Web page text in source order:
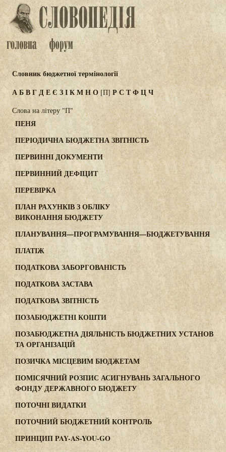
Словник бюджетної термінології
АБВГДЕЄ ЗІКМНО [П] РС ТФЦЧ
Слова на літеру "П"
ПЕНЯ
ПЕРІОДИЧНА БЮДЖЕТНА ЗВІТНІСТЬ
ПЕРВИННІ ДОКУМЕНТИ
ПЕРВИННИЙ ДЕФІЦИТ
ПЕРЕВІРКА
ПЛАН РАХУНКІВ З ОБЛІКУ
ВИКОНАННЯ БЮДЖЕТУ
ПЛАНУВАННЯ—ПРОГРАМУВАННЯ—БЮДЖЕТУВАННЯ
ПЛАТІЖ
ПОДАТКОВА ЗАБОРГОВАНІСТЬ
ПОДАТКОВА ЗАСТАВА
ПОДАТКОВА ЗВІТНІСТЬ
ПОЗАБЮДЖЕТНІ КОШТИ
ПОЗАБЮДЖЕТНА ДІЯЛЬНІСТЬ БЮДЖЕТНИХ УСТАНОВ
ТА ОРГАНІЗАЦІЙ
ПОЗИЧКА МІСЦЕВИМ БЮДЖЕТАМ
ПОМІСЯЧНИЙ РОЗПИС АСИГНУВАНЬ ЗАГАЛЬНОГО
ФОНДУ ДЕРЖАВНОГО БЮДЖЕТУ
ПОТОЧНІ ВИДАТКИ
ПОТОЧНИЙ БЮДЖЕТНИЙ КОНТРОЛЬ
ПРИНЦИП PAY-AS-YOU-GO